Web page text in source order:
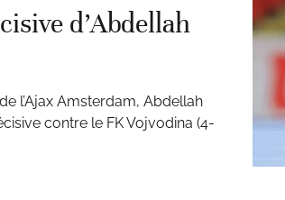
d’Abdellah
l’Ajax Amsterdam, Abdellah
contre le FK Vojvodina (4-